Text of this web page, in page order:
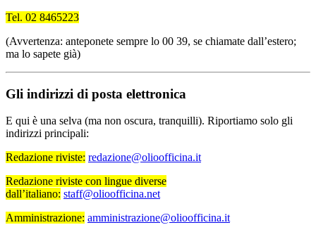
Tel. 02 8465223
(Avvertenza: anteponete sempre lo 00 39, se chiamate dall’estero;
ma lo sapete già)
Gli indirizzi di posta elettronica
E qui è una selva (ma non oscura, tranquilli). Riportiamo solo gli
indirizzi principali:
Redazione riviste: redazione@olioofficina.it
Redazione riviste con lingue diverse
dall’italiano: staff@olioofficina.net
Amministrazione: amministrazione@olioofficina.it